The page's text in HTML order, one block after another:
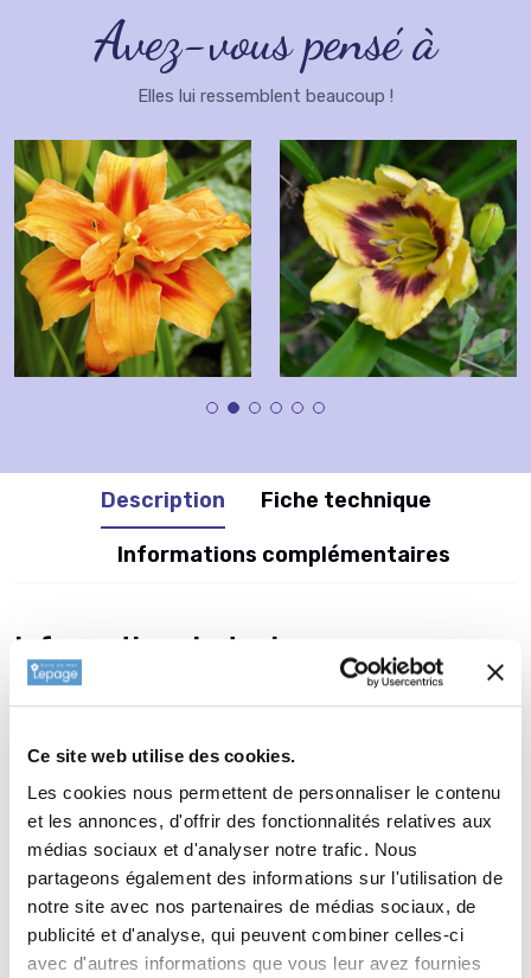
Ce site web utilise des cookies.
Les cookies nous permettent de personnaliser le contenu
et les annonces, d'offrir des fonctionnalités relatives aux
médias sociaux et d'analyser notre trafic. Nous
partageons également des informations sur l'utilisation de
notre site avec nos partenaires de médias sociaux, de
publicité et d'analyse, qui peuvent combiner celles-ci
avec d'autres informations que vous leur avez fournies
Avez-vous pensé à
Elles lui ressemblent beaucoup !
Description Fiche technique
Informations complémentaires
Informations botaniques
Famille : Liliaceae
Nom vernaculaire : Hémérocalle
Plantation deHEMEROCALLIS
'Accepted Dare'
La plantation d’une vivace est une opération très simple. Faire
un trou de 2 à 3 fois la taille du pot. Ameublir au fond du trou
et venir écraser la terre meuble avec la motte de votre